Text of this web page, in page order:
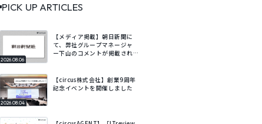
PICK UP ARTICLES
2026.08.06
【メディア掲載】朝日新聞に
て、弊社グループマネージャ
ー下山のコメントが掲載され
2026.08.04
【circus株式会社】創業9周年
記念イベントを開催しました